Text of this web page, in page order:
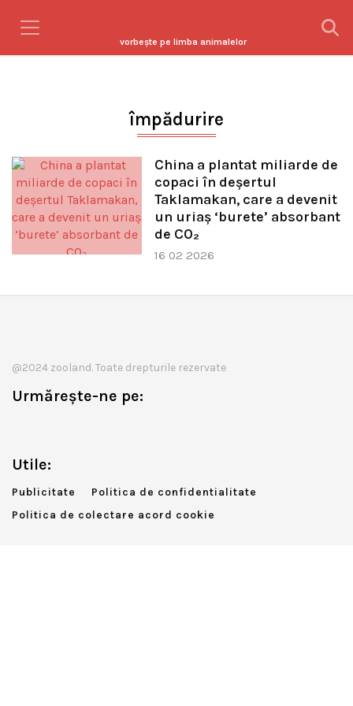
vorbeşte pe limba animalelor
împădurire
China a plantat miliarde de
copaci în deșertul
Taklamakan, care a devenit
un uriaș ‘burete’ absorbant
de CO₂
16 02 2026
@2024 zooland. Toate drepturile rezervate
Urmărește-ne pe:
Utile:
Publicitate
Politica de confidentialitate
Politica de colectare acord cookie